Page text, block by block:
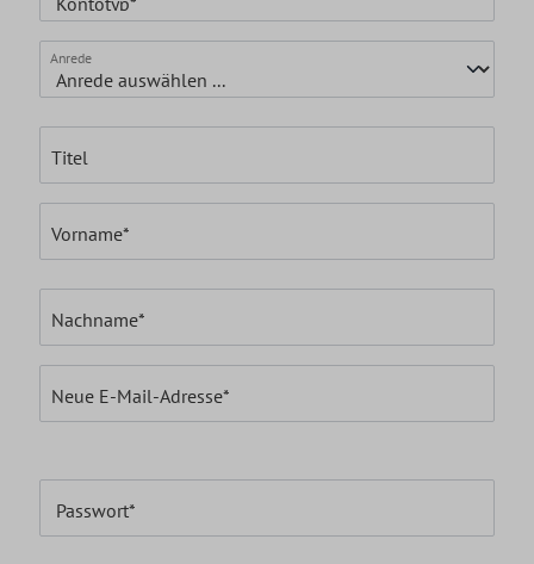
Anrede
Titel
Vorname*
Nachname*
Neue E-Mail-Adresse*
Passwort*